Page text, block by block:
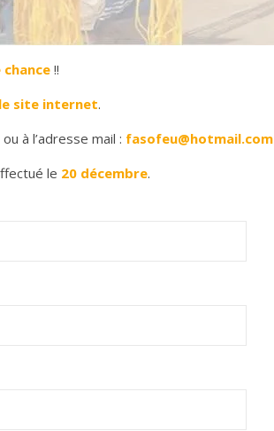
chance!!
site internet.
ou à l’adresse mail : fasofeu@hotmail.com
le 20 décembre.